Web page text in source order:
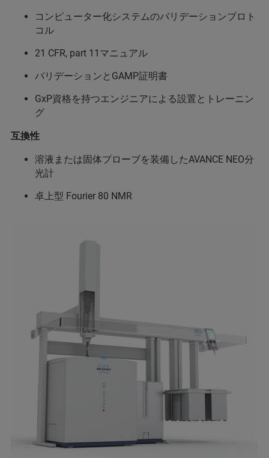
コンピューター化システムのバリデーションプロト
コル
21 CFR, part 11マニュアル
バリデーションとGAMP証明書
GxP資格を持つエンジニアによる設置とトレーニン
グ
互換性
溶液または固体プローブを装備したAVANCE NEO分
光計
卓上型 Fourier 80 NMR